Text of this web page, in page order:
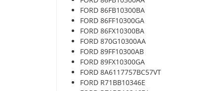
FORD 86FB10300BA
FORD 86FF10300GA
FORD 86FX10300BA
FORD 870G10300AA
FORD 89FF10300AB
FORD 89FX10300GA
FORD 8A6117757BC57VT
FORD R71BB10346E